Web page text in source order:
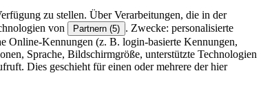
zu stellen. Über Verarbeitungen, die in der
von Partnern (5) . Zwecke: personalisierte
Online-Kennungen (z. B. login-basierte Kennungen,
Sprache, Bildschirmgröße, unterstützte Technologien
Dies geschieht für einen oder mehrere der hier